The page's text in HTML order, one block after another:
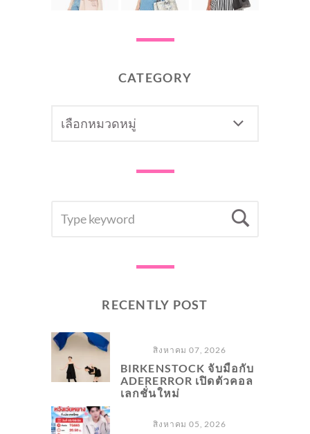
CATEGORY
FOR:
RECENTLY POST
สิงหาคม 07, 2026
BIRKENSTOCK จับมือกับ
ADERERROR เปิดตัวคอล
เลกชั่นใหม่
สิงหาคม 05, 2026